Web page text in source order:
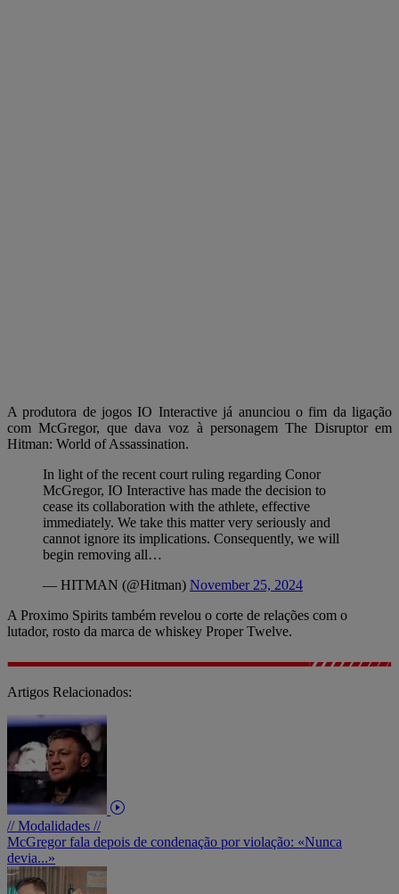
A produtora de jogos IO Interactive já anunciou o fim da ligação
com McGregor, que dava voz à personagem The Disruptor em
Hitman: World of Assassination.
In light of the recent court ruling regarding Conor
McGregor, IO Interactive has made the decision to
cease its collaboration with the athlete, effective
immediately. We take this matter very seriously and
cannot ignore its implications. Consequently, we will
begin removing all…
— HITMAN (@Hitman) November 25, 2024
A Proximo Spirits também revelou o corte de relações com o
lutador, rosto da marca de whiskey Proper Twelve.
Artigos Relacionados:
// Modalidades //
McGregor fala depois de condenação por violação: «Nunca
devia...»